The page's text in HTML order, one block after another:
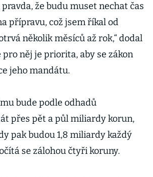
pravda, že budu muset nechat čas
přípravu, což jsem říkal od
několik měsíců až rok,“ dodal
něj je priorita, aby se zákon
jeho mandátu.
bude podle odhadů
přes pět a půl miliardy korun,
pak budou 1,8 miliardy každý
se zálohou čtyři koruny.